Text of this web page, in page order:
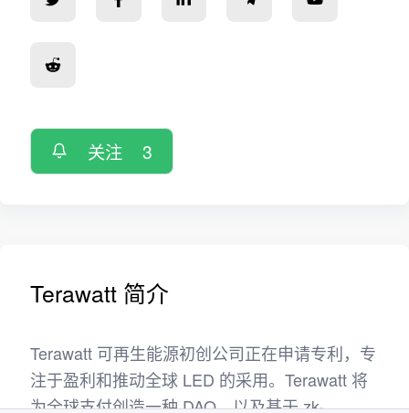
关注 3
Terawatt 简介
Terawatt 可再生能源初创公司正在申请专利，专
注于盈利和推动全球 LED 的采用。Terawatt 将
为全球支付创造一种 DAO，以及基于 zk-